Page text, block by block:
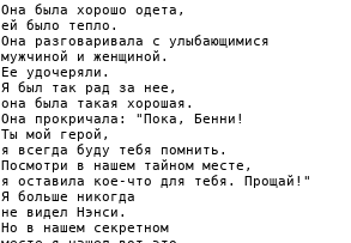
Она была хорошо одета,
ей было тепло.
Она разговаривала с улыбающимися
мужчиной и женщиной.
Ее удочеряли.
Я был так рад за нее,
она была такая хорошая.
Она прокричала: "Пока, Бенни!
Ты мой герой,
я всегда буду тебя помнить.
Посмотри в нашем тайном месте,
я оставила кое-что для тебя. Прощай!"
Я больше никогда
не видел Нэнси.
Но в нашем секретном